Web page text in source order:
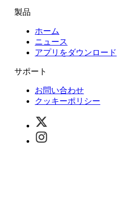
製品
ホーム
ニュース
アプリをダウンロード
サポート
お問い合わせ
クッキーポリシー